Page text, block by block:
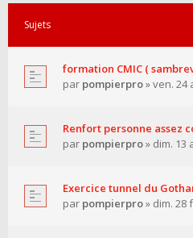
Sujets
formation CMIC (
par pompierpro» ven. 24
Renfort personne assez
par pompierpro» dim. 13
Exercice tunnel du
par pompierpro» dim. 28